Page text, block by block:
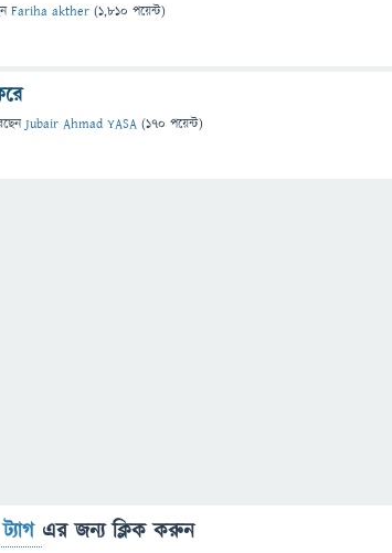
Fariha akther (1,810 পয়েন্ট)
Jubair Ahmad YASA (170 পয়েন্ট)
এর জন্য ক্লিক করুন